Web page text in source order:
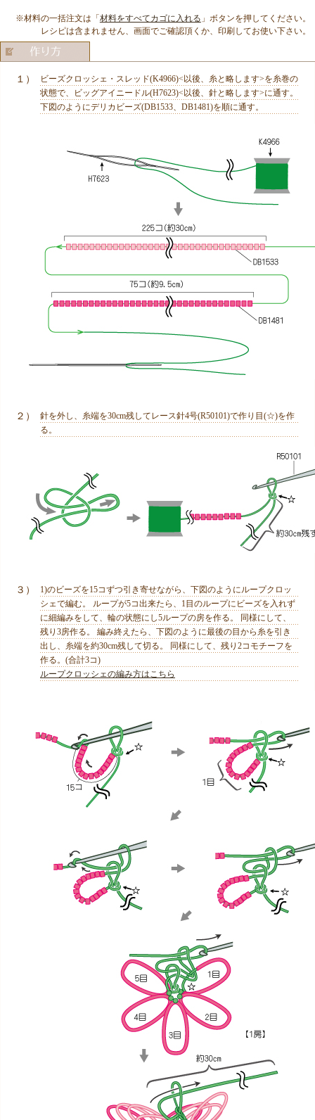
※材料の一括注文は「材料をすべてカゴに入れる 」ボタンを押してください。
レシピは含まれません、画面でご確認頂くか、印刷してお使い下さい。
１）
ビーズクロッシェ・スレッド(K4966)<以後、糸と略します>を糸巻の
状態で、ビッグアイニードル(H7623)<以後、針と略します>に通す。
下図のようにデリカビーズ(DB1533、DB1481)を順に通す。
２）
針を外し、糸端を30cm残してレース針4号(R50101)で作り目(☆)を作
る。
３）
1)のビーズを15コずつ引き寄せながら、下図のようにループクロッ
シェで編む。 ループが5コ出来たら、1目のループにビーズを入れず
に細編みをして、輪の状態にし5ループの房を作る。 同様にして、
残り3房作る。 編み終えたら、下図のように最後の目から糸を引き
出し、糸端を約30cm残して切る。 同様にして、残り2コモチーフを
作る。(合計3コ)
ループクロッシェの編み方はこちら